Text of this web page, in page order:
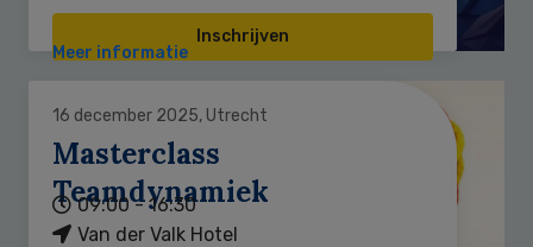
Inschrijven
Meer informatie
16 december 2025, Utrecht
Masterclass
Teamdynamiek
09:00 - 16:30
Van der Valk Hotel